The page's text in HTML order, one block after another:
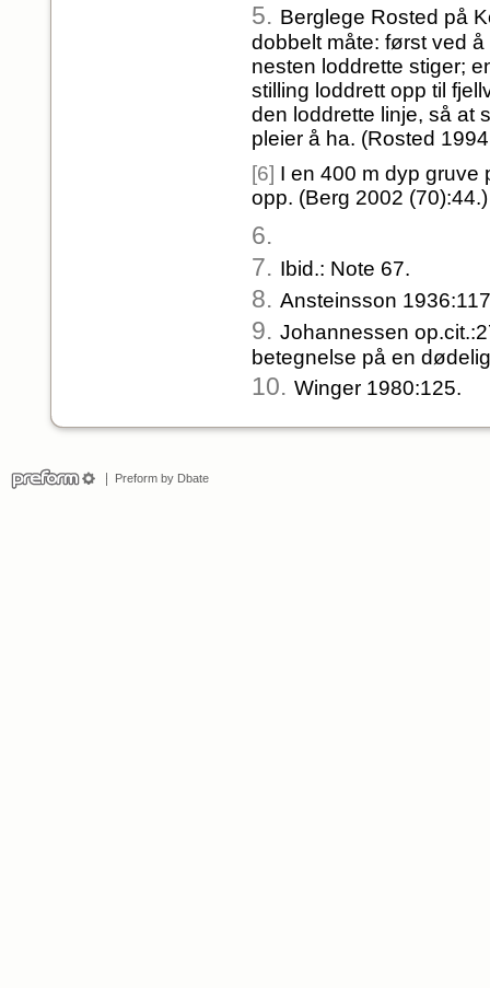
5. Berglege Rosted på
dobbelt måte: først ved
nesten loddrette stiger;
stilling loddrett opp til
den loddrette linje, så at
pleier å ha. (Rosted
[6] I en 400 m dyp gruve
opp. (Berg 2002 (70):44.)
6.
7. Ibid.: Note 67.
8. Ansteinsson
9. Johannessen
betegnelse på en
10. Winger 1980:125.
Preform by Dbate